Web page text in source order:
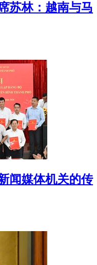
苏林：越南与马
闻媒体机关的传